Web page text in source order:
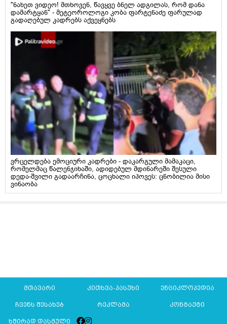
"ნახეთ ვიდეო! მთხოვენ, წავყვე ბნელ ადგილას, რომ დანა
დამარტყან" - მეტეოროლოგი კობა ფარტენაძე ფარულად
გადაღებულ კადრებს აქვეყნებს
ვრცელდება ემოციური კადრები - დაკარგული მამაკაცი,
რომელმაც წალენჯიხაში, ადიდებულ მდინარეში შესული
დედა-შვილი გადაარჩინა, ცოცხალი იპოვეს: ცნობილია მისი
ვინაობა
მთავარი კითხვა-პასუხი ენციკლოპედია
ჩვენს შესახებ რეკლამა კონტაქტი
ხშირად დასმული